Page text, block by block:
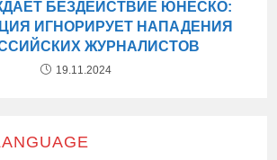
БЕЗДЕЙСТВИЕ ЮНЕСКО:
ИГНОРИРУЕТ НАПАДЕНИЯ
ЖУРНАЛИСТОВ
19.11.2024